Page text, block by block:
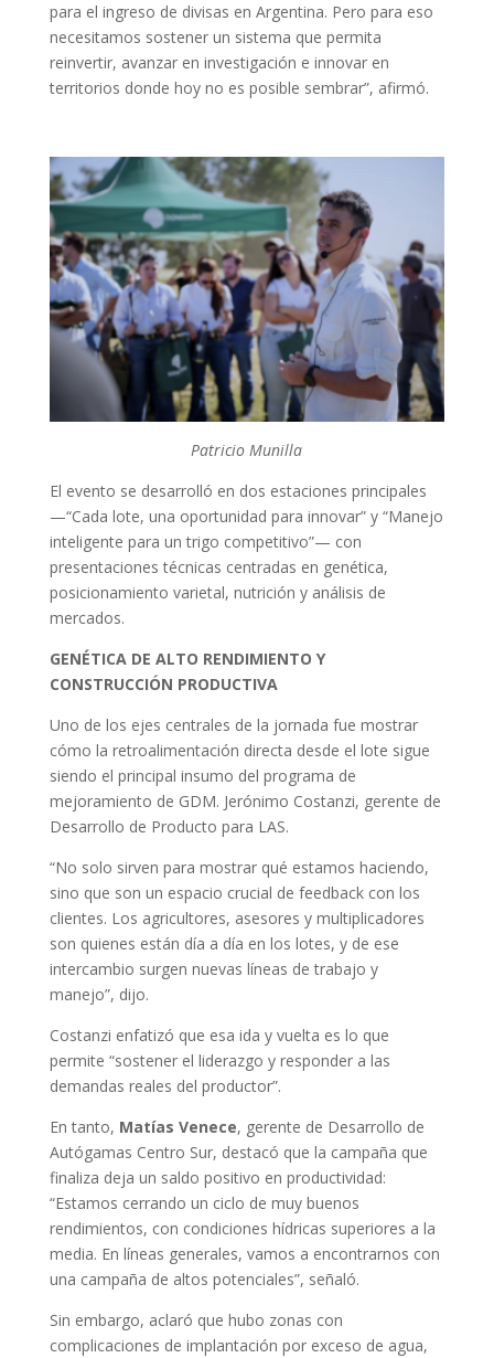
para el ingreso de divisas en Argentina. Pero para eso
necesitamos sostener un sistema que permita
reinvertir, avanzar en investigación e innovar en
territorios donde hoy no es posible sembrar”, afirmó.
Patricio Munilla
El evento se desarrolló en dos estaciones principales
—“Cada lote, una oportunidad para innovar” y “Manejo
inteligente para un trigo competitivo”— con
presentaciones técnicas centradas en genética,
posicionamiento varietal, nutrición y análisis de
mercados.
GENÉTICA DE ALTO RENDIMIENTO Y
CONSTRUCCIÓN PRODUCTIVA
Uno de los ejes centrales de la jornada fue mostrar
cómo la retroalimentación directa desde el lote sigue
siendo el principal insumo del programa de
mejoramiento de GDM. Jerónimo Costanzi, gerente de
Desarrollo de Producto para LAS.
“No solo sirven para mostrar qué estamos haciendo,
sino que son un espacio crucial de feedback con los
clientes. Los agricultores, asesores y multiplicadores
son quienes están día a día en los lotes, y de ese
intercambio surgen nuevas líneas de trabajo y
manejo”, dijo.
Costanzi enfatizó que esa ida y vuelta es lo que
permite “sostener el liderazgo y responder a las
demandas reales del productor”.
En tanto, Matías Venece, gerente de Desarrollo de
Autógamas Centro Sur, destacó que la campaña que
finaliza deja un saldo positivo en productividad:
“Estamos cerrando un ciclo de muy buenos
rendimientos, con condiciones hídricas superiores a la
media. En líneas generales, vamos a encontrarnos con
una campaña de altos potenciales”, señaló.
Sin embargo, aclaró que hubo zonas con
complicaciones de implantación por exceso de agua,